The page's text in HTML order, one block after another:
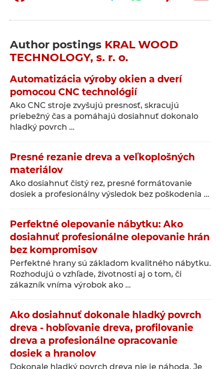
Author postings KRAL WOOD
TECHNOLOGY, s. r. o.
Automatizácia výroby okien a dverí
pomocou CNC technológií
Ako CNC stroje zvyšujú presnosť, skracujú
priebežný čas a pomáhajú dosiahnuť dokonalo
hladký povrch …
Presné rezanie dreva a veľkoplošných
materiálov
Ako dosiahnuť čistý rez, presné formátovanie
dosiek a profesionálny výsledok bez poškodenia …
Perfektné olepovanie nábytku: Ako
dosiahnuť profesionálne olepovanie hrán
bez kompromisov
Perfektné hrany sú základom kvalitného nábytku.
Rozhodujú o vzhľade, životnosti aj o tom, či
zákazník vníma výrobok ako …
Ako dosiahnuť dokonale hladký povrch
dreva - hobľovanie dreva, profilovanie
dreva a profesionálne opracovanie
dosiek a hranolov
Dokonale hladký povrch dreva nie je náhoda. Je